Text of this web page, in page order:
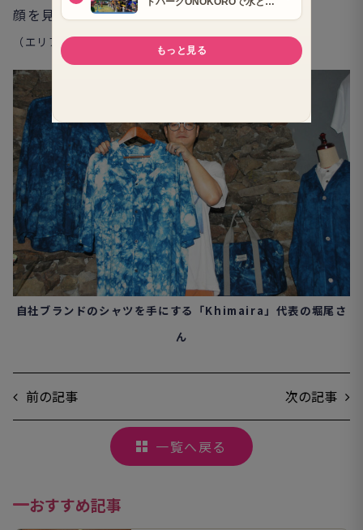
顔を見せる。
（エリアライター／黒田仁朗）
自社ブランドのシャツを手にする「Khimaira」代表の堀尾さ
ん
前の記事 次の記事
一覧へ戻る
おすすめ記事